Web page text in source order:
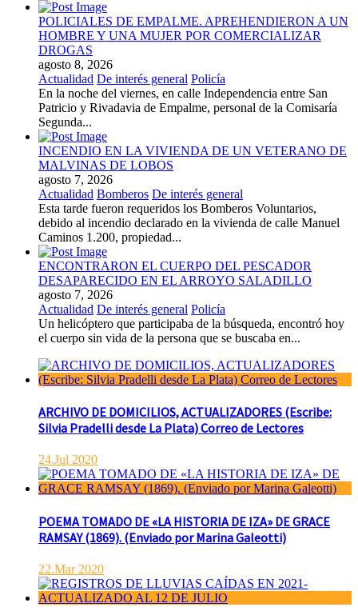
POLICIALES DE EMPALME. APREHENDIERON A UN
HOMBRE Y UNA MUJER POR COMERCIALIZAR
DROGAS
agosto 8, 2026
Actualidad De interés general Policía
En la noche del viernes, en calle Independencia entre San
Patricio y Rivadavia de Empalme, personal de la Comisaría
Segunda...
INCENDIO EN LA VIVIENDA DE UN VETERANO DE
MALVINAS DE LOBOS
agosto 7, 2026
Actualidad Bomberos De interés general
Esta tarde fueron requeridos los Bomberos Voluntarios,
debido al incendio declarado en la vivienda de calle Manuel
Caminos 1.200, propiedad...
ENCONTRARON EL CUERPO DEL PESCADOR
DESAPARECIDO EN EL ARROYO SALADILLO
agosto 7, 2026
Actualidad De interés general Policía
Un helicóptero que participaba de la búsqueda, encontró hoy
el cuerpo sin vida de la persona que se buscaba en...
ARCHIVO DE DOMICILIOS, ACTUALIZADORES (Escribe:
Silvia Pradelli desde La Plata) Correo de Lectores
24.Jul 2020
POEMA TOMADO DE «LA HISTORIA DE IZA» DE GRACE
RAMSAY (1869). (Enviado por Marina Galeotti)
22.Mar 2020